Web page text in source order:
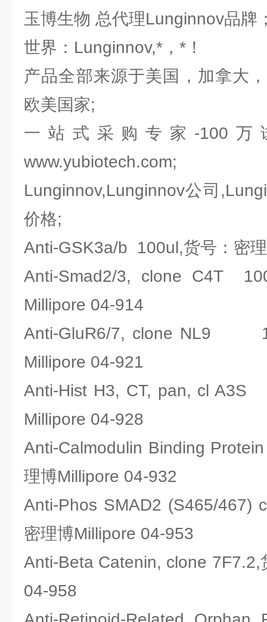
玉博生物 总代理Lunginnov品
世界：Lunginnov,*，*！
产品全部来源于美国，加拿大
欧美国家;
一站式采购专家-100万
www.yubiotech.com;
Lunginnov,Lunginnov公司
价格;
Anti-GSK3a/b 100ul,货号：密
Anti-Smad2/3, clone C4T
Millipore 04-914
Anti-GluR6/7, clone NL9
Millipore 04-921
Anti-Hist H3, CT, pan, cl A3S
Millipore 04-928
Anti-Calmodulin Binding
理博Millipore 04-932
Anti-Phos SMAD2 (S465/
密理博Millipore 04-953
Anti-Beta Catenin, clone 7F7.2,
04-958